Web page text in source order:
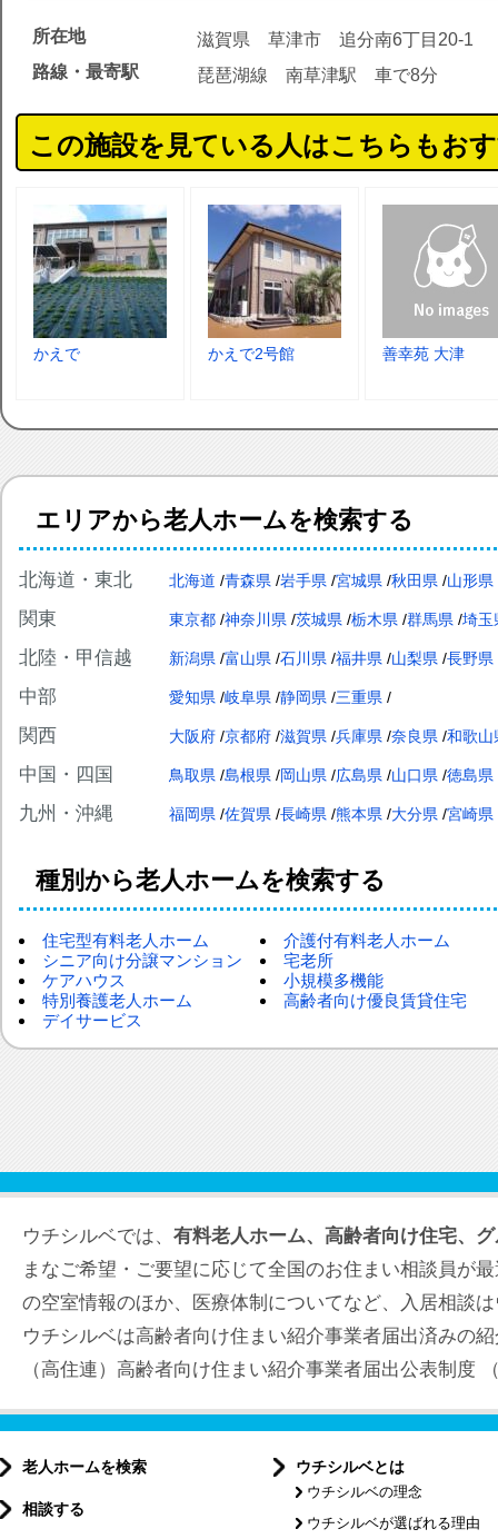
所在地
滋賀県 草津市 追分南6丁目20-1
路線・最寄駅
琵琶湖線 南草津駅 車で8分
この施設を見ている人はこちらもお
かえで かえで2号館 善幸苑 大津
エリアから老人ホームを検索する
北海道・東北 北海道 青森県 岩手県 宮城県 秋田県 山形県
関東 東京都 神奈川県 茨城県 栃木県 群馬県 埼玉
北陸・甲信越 新潟県 富山県 石川県 福井県 山梨県 長野県
中部 愛知県 岐阜県 静岡県 三重県
関西 大阪府 京都府 滋賀県 兵庫県 奈良県 和歌山
中国・四国 鳥取県 島根県 岡山県 広島県 山口県 徳島県
九州・沖縄 福岡県 佐賀県 長崎県 熊本県 大分県 宮崎県
種別から老人ホームを検索する
住宅型有料老人ホーム
介護付有料老人ホーム
シニア向け分譲マンション
宅老所
ケアハウス
小規模多機能
特別養護老人ホーム
高齢者向け優良賃貸住宅
デイサービス
ウチシルベでは、 有料老人ホーム、高齢者向け住宅、
まなご希望・ご要望に応じて全国のお住まい相談員が
の空室情報のほか、医療体制についてなど、入居相談
ウチシルベは高齢者向け住まい紹介事業者届出済みの
（高住連）高齢者向け住まい紹介事業者届出公表制度
老人ホームを検索
相談する
ウチシルベとは
ウチシルベの理念
ウチシルベが選ばれる理由